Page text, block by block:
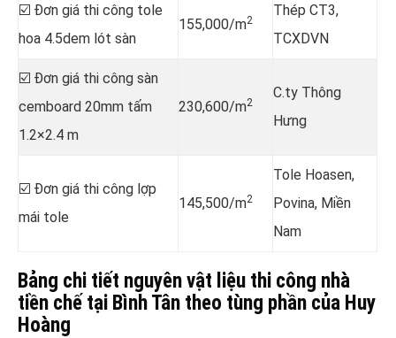
☑️ Đơn giá thi công tole
hoa 4.5dem lót sàn
155,000/m2
Thép CT3,
TCXDVN
☑️ Đơn giá thi công sàn
cemboard 20mm tấm
1.2×2.4 m
230,600/m2
C.ty Thông
Hưng
☑️ Đơn giá thi công lợp
mái tole
145,500/m2
Tole Hoasen,
Povina, Miền
Nam
Bảng chi tiết nguyên vật liệu thi công nhà
tiền chế tại Bình Tân theo tùng phần của Huy
Hoàng